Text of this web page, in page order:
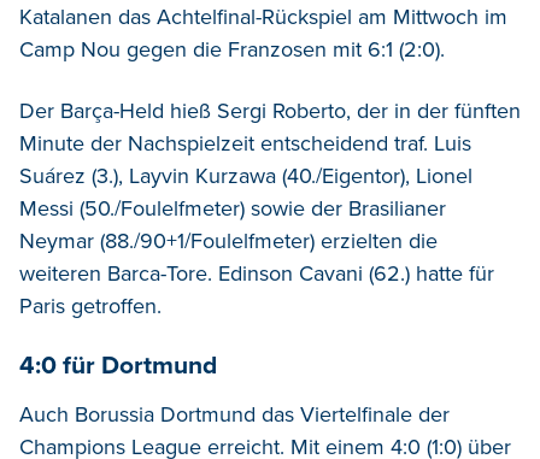
Katalanen das Achtelfinal-Rückspiel am Mittwoch im
Camp Nou gegen die Franzosen mit 6:1 (2:0).
Der Barça-Held hieß Sergi Roberto, der in der fünften
Minute der Nachspielzeit entscheidend traf. Luis
Suárez (3.), Layvin Kurzawa (40./Eigentor), Lionel
Messi (50./Foulelfmeter) sowie der Brasilianer
Neymar (88./90+1/Foulelfmeter) erzielten die
weiteren Barca-Tore. Edinson Cavani (62.) hatte für
Paris getroffen.
4:0 für Dortmund
Auch Borussia Dortmund das Viertelfinale der
Champions League erreicht. Mit einem 4:0 (1:0) über